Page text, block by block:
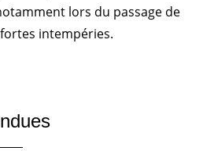
lors du passage de
intempéries.